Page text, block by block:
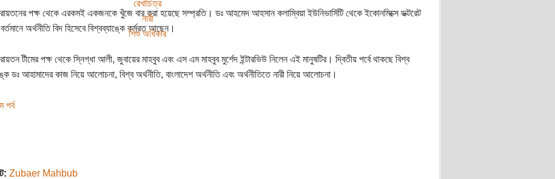
রেখাচিত্র
নারী
শিশু অধিকার
পক্ষ থেকে এরকমই একজনকে খুঁজে বার করা হয়েছে সম্প্রতি। ডঃ আহমেদ আহসান কলাম্বিয়া ইউনিভার্সিটি থেকে ইকোনমিক্সে ডক্টরেট
অর্থনীতি বিদ হিসেবে বিশ্বব্যাঙ্কে কর্মরত আছেন।
টীমের পক্ষ থেকে স্নিগ্ধা আলী, জুবায়ের মাহবুব এবং এস এম মাহবুব মুর্শেদ ইন্টারভিউ নিলেন এই মানুষটির। দ্বিতীয় পর্বে থাকছে বিশ্ব
ডঃ আহামাদের কাজ নিয়ে আলোচনা, বিশ্ব অর্থনীতি, বাংলাদেশ অর্থনীতি এবং অর্থনীতিতে নারী নিয়ে আলোচনা।
পর্ব
Zubaer Mahbub